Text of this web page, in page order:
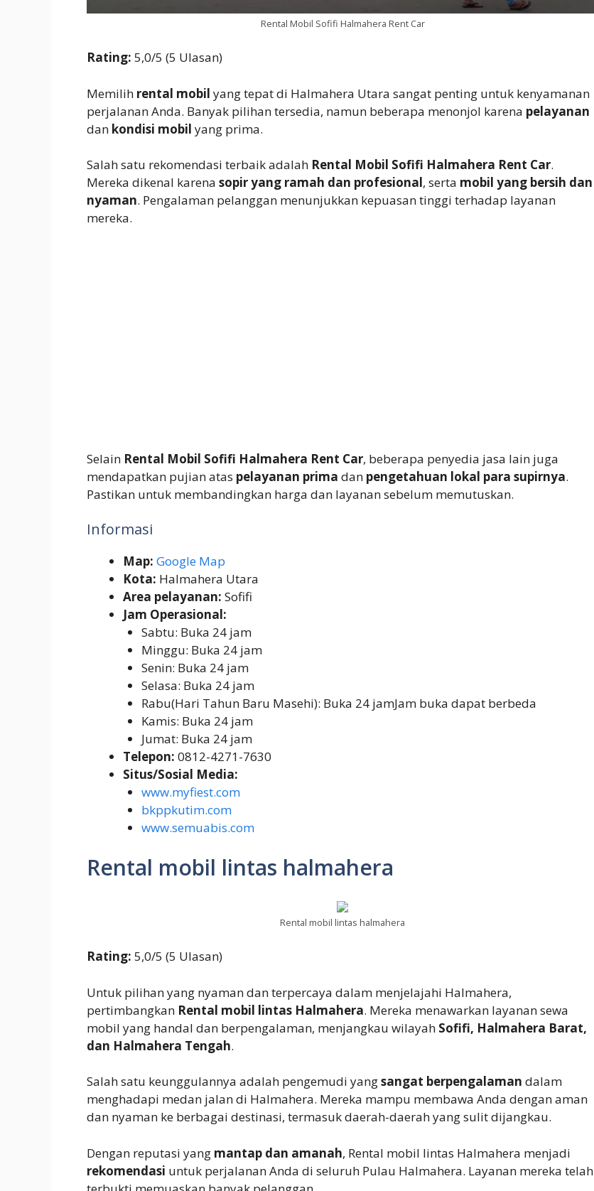
Rental Mobil Sofifi Halmahera Rent Car
Rating: 5,0/5 (5 Ulasan)
Memilih rental mobil yang tepat di Halmahera Utara sangat penting untuk kenyamanan
perjalanan Anda. Banyak pilihan tersedia, namun beberapa menonjol karena pelayanan
dan kondisi mobil yang prima.
Salah satu rekomendasi terbaik adalah Rental Mobil Sofifi Halmahera Rent Car.
Mereka dikenal karena sopir yang ramah dan profesional, serta mobil yang bersih dan
nyaman. Pengalaman pelanggan menunjukkan kepuasan tinggi terhadap layanan
mereka.
Selain Rental Mobil Sofifi Halmahera Rent Car, beberapa penyedia jasa lain juga
mendapatkan pujian atas pelayanan prima dan pengetahuan lokal para supirnya.
Pastikan untuk membandingkan harga dan layanan sebelum memutuskan.
Informasi
Map: Google Map
Kota: Halmahera Utara
Area pelayanan: Sofifi
Jam Operasional:
Sabtu: Buka 24 jam
Minggu: Buka 24 jam
Senin: Buka 24 jam
Selasa: Buka 24 jam
Rabu(Hari Tahun Baru Masehi): Buka 24 jamJam buka dapat berbeda
Kamis: Buka 24 jam
Jumat: Buka 24 jam
Telepon: 0812-4271-7630
Situs/Sosial Media:
www.myfiest.com
bkppkutim.com
www.semuabis.com
Rental mobil lintas halmahera
Rental mobil lintas halmahera
Rating: 5,0/5 (5 Ulasan)
Untuk pilihan yang nyaman dan terpercaya dalam menjelajahi Halmahera,
pertimbangkan Rental mobil lintas Halmahera. Mereka menawarkan layanan sewa
mobil yang handal dan berpengalaman, menjangkau wilayah Sofifi, Halmahera Barat,
dan Halmahera Tengah.
Salah satu keunggulannya adalah pengemudi yangsangat berpengalaman dalam
menghadapi medan jalan di Halmahera. Mereka mampu membawa Anda dengan aman
dan nyaman ke berbagai destinasi, termasuk daerah-daerah yang sulit dijangkau.
Dengan reputasi yang mantap dan amanah, Rental mobil lintas Halmahera menjadi
rekomendasi untuk perjalanan Anda di seluruh Pulau Halmahera. Layanan mereka telah